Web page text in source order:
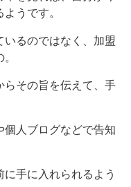
うです。
いるのではなく、加盟
らその旨を伝えて、手
個人ブログなどで告知
手に入れられるよう